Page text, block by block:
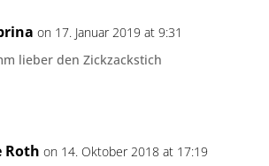
on 17. Januar 2019 at 9:31
lieber den Zickzackstich
Roth on 14. Oktober 2018 at 17:19